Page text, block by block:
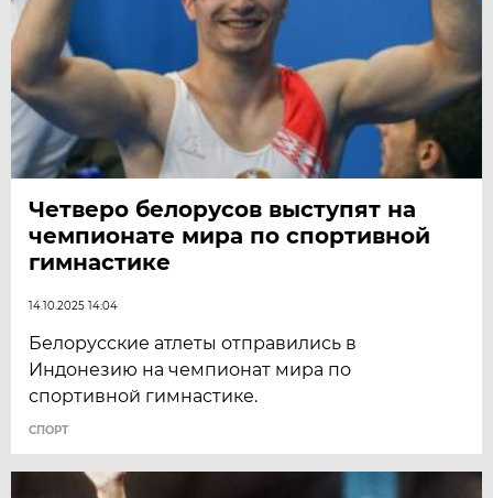
Четверо белорусов выступят на
чемпионате мира по спортивной
гимнастике
14.10.2025 14:04
Белорусские атлеты отправились в
Индонезию на чемпионат мира по
спортивной гимнастике.
СПОРТ